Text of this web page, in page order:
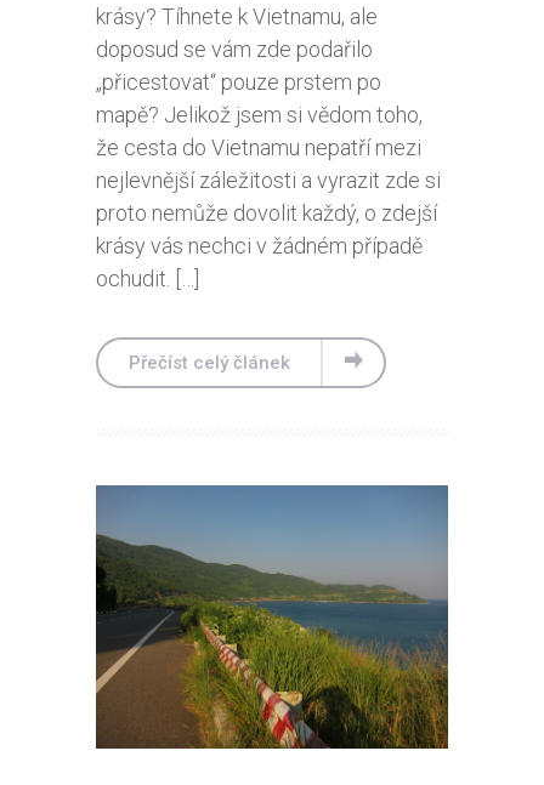
krásy? Tíhnete k Vietnamu, ale
doposud se vám zde podařilo
„přicestovat“ pouze prstem po
mapě? Jelikož jsem si vědom toho,
že cesta do Vietnamu nepatří mezi
nejlevnější záležitosti a vyrazit zde si
proto nemůže dovolit každý, o zdejší
krásy vás nechci v žádném případě
ochudit. […]
Přečíst celý článek